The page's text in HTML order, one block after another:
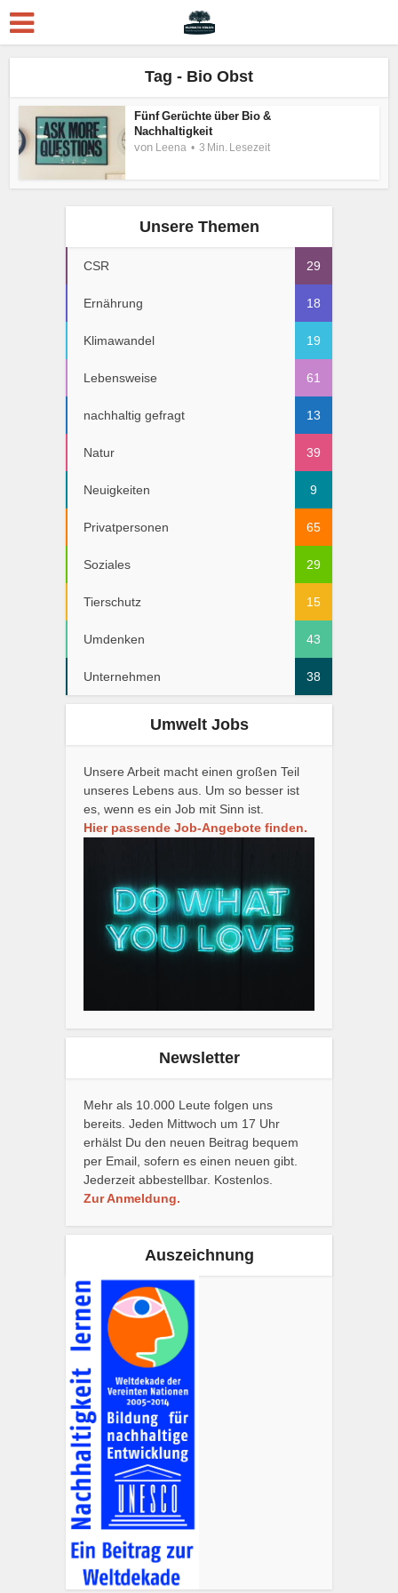
Tag - Bio Obst
Fünf Gerüchte über Bio &
Nachhaltigkeit
von Leena 3 Min. Lesezeit
Unsere Themen
CSR 29
Ernährung 18
Klimawandel 19
Lebensweise 61
nachhaltig gefragt 13
Natur 39
Neuigkeiten 9
Privatpersonen 65
Soziales 29
Tierschutz 15
Umdenken 43
Unternehmen 38
Umwelt Jobs
Unsere Arbeit macht einen großen Teil
unseres Lebens aus. Um so besser ist
es, wenn es ein Job mit Sinn ist.
Hier passende Job-Angebote finden.
Newsletter
Mehr als 10.000 Leute folgen uns
bereits. Jeden Mittwoch um 17 Uhr
erhälst Du den neuen Beitrag bequem
per Email, sofern es einen neuen gibt.
Jederzeit abbestellbar. Kostenlos.
Zur Anmeldung.
Auszeichnung